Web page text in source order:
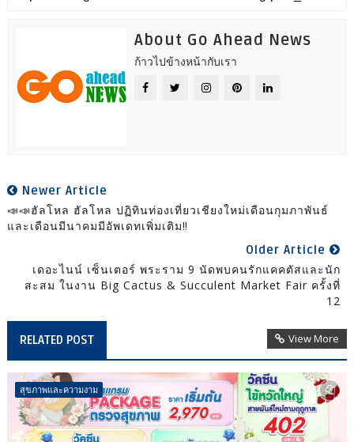
About Go Ahead News
ก้าวไปข้างหน้ากับเรา
Newer Article
📣📣ฮัลโหล ฮัลโหล ปฏิทินท่องเที่ยวเชียงใหม่เดือนกุมภาพันธ์
และเดือนมีนาคมมีอัพเดทเพิ่มเติม‼️
Older Article
เดอะไนน์ เซ็นเตอร์ พระราม 9 นัดพบคนรักแคคตัสและนัก
สะสม ในงาน Big Cactus & Succulent Market Fair ครั้งที่
12
RELATED POST View More
สุขภาพและความงาม